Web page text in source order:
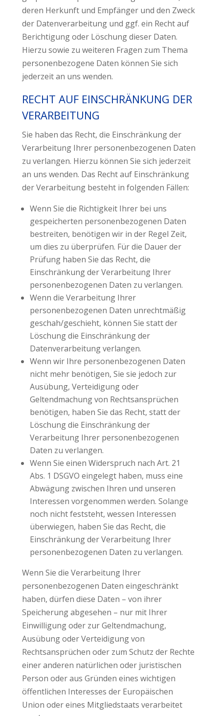
deren Herkunft und Empfänger und den Zweck
der Datenverarbeitung und ggf. ein Recht auf
Berichtigung oder Löschung dieser Daten.
Hierzu sowie zu weiteren Fragen zum Thema
personenbezogene Daten können Sie sich
jederzeit an uns wenden.
RECHT AUF EINSCHRÄNKUNG DER
VERARBEITUNG
Sie haben das Recht, die Einschränkung der
Verarbeitung Ihrer personenbezogenen Daten
zu verlangen. Hierzu können Sie sich jederzeit
an uns wenden. Das Recht auf Einschränkung
der Verarbeitung besteht in folgenden Fällen:
Wenn Sie die Richtigkeit Ihrer bei uns
gespeicherten personenbezogenen Daten
bestreiten, benötigen wir in der Regel Zeit,
um dies zu überprüfen. Für die Dauer der
Prüfung haben Sie das Recht, die
Einschränkung der Verarbeitung Ihrer
personenbezogenen Daten zu verlangen.
Wenn die Verarbeitung Ihrer
personenbezogenen Daten unrechtmäßig
geschah/geschieht, können Sie statt der
Löschung die Einschränkung der
Datenverarbeitung verlangen.
Wenn wir Ihre personenbezogenen Daten
nicht mehr benötigen, Sie sie jedoch zur
Ausübung, Verteidigung oder
Geltendmachung von Rechtsansprüchen
benötigen, haben Sie das Recht, statt der
Löschung die Einschränkung der
Verarbeitung Ihrer personenbezogenen
Daten zu verlangen.
Wenn Sie einen Widerspruch nach Art. 21
Abs. 1 DSGVO eingelegt haben, muss eine
Abwägung zwischen Ihren und unseren
Interessen vorgenommen werden. Solange
noch nicht feststeht, wessen Interessen
überwiegen, haben Sie das Recht, die
Einschränkung der Verarbeitung Ihrer
personenbezogenen Daten zu verlangen.
Wenn Sie die Verarbeitung Ihrer
personenbezogenen Daten eingeschränkt
haben, dürfen diese Daten – von ihrer
Speicherung abgesehen – nur mit Ihrer
Einwilligung oder zur Geltendmachung,
Ausübung oder Verteidigung von
Rechtsansprüchen oder zum Schutz der Rechte
einer anderen natürlichen oder juristischen
Person oder aus Gründen eines wichtigen
öffentlichen Interesses der Europäischen
Union oder eines Mitgliedstaats verarbeitet